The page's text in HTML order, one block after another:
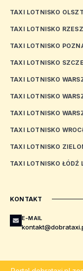
TAXI LOTNISKO
TAXI LOTNISKO
TAXI LOTNISKO
TAXI LOTNISKO
TAXI LOTNISKO
TAXI LOTNISKO
TAXI LOTNISKO
TAXI LOTNISKO
TAXI LOTNISKO
TAXI LOTNISKO ŁÓDŹ
KONTAKT
E-MAIL